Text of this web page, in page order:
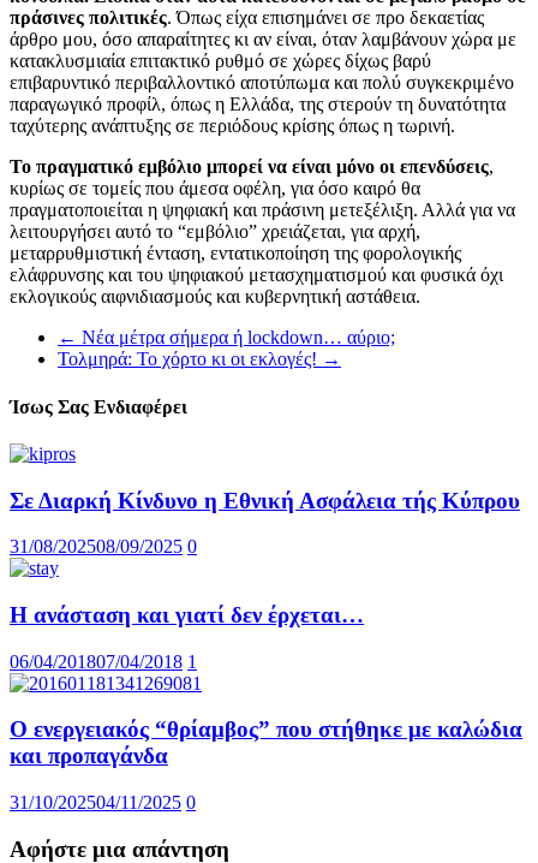
πράσινες πολιτικές. Όπως είχα επισημάνει σε προ δεκαετίας
άρθρο μου, όσο απαραίτητες κι αν είναι, όταν λαμβάνουν χώρα με
κατακλυσμιαία επιτακτικό ρυθμό σε χώρες δίχως βαρύ
επιβαρυντικό περιβαλλοντικό αποτύπωμα και πολύ συγκεκριμένο
παραγωγικό προφίλ, όπως η Ελλάδα, της στερούν τη δυνατότητα
ταχύτερης ανάπτυξης σε περιόδους κρίσης όπως η τωρινή.
Το πραγματικό εμβόλιο μπορεί να είναι μόνο οι επενδύσεις,
κυρίως σε τομείς που άμεσα οφέλη, για όσο καιρό θα
πραγματοποιείται η ψηφιακή και πράσινη μετεξέλιξη. Αλλά για να
λειτουργήσει αυτό το “εμβόλιο” χρειάζεται, για αρχή,
μεταρρυθμιστική ένταση, εντατικοποίηση της φορολογικής
ελάφρυνσης και του ψηφιακού μετασχηματισμού και φυσικά όχι
εκλογικούς αιφνιδιασμούς και κυβερνητική αστάθεια.
← Νέα μέτρα σήμερα ή lockdown… αύριο;
Τολμηρά: Το χόρτο κι οι εκλογές! →
Ίσως Σας Ενδιαφέρει
Σε Διαρκή Κίνδυνο η Εθνική Ασφάλεια τής Κύπρου
31/08/202508/09/2025 0
Η ανάσταση και γιατί δεν έρχεται…
06/04/201807/04/2018 1
Ο ενεργειακός “θρίαμβος” που στήθηκε με καλώδια
και προπαγάνδα
31/10/202504/11/2025 0
Αφήστε μια απάντηση